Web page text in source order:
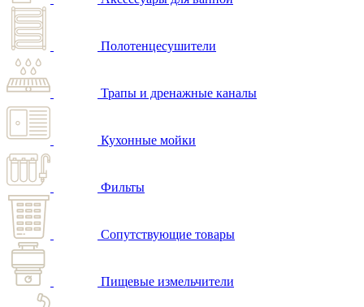
Полотенцесушители
Трапы и дренажные каналы
Кухонные мойки
Фильты
Сопутствующие товары
Пищевые измельчители